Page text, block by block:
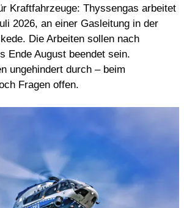
Kraftfahrzeuge: Thyssengas arbeitet
2026, an einer Gasleitung in der
Die Arbeiten sollen nach
Ende August beendet sein.
ungehindert durch – beim
Fragen offen.